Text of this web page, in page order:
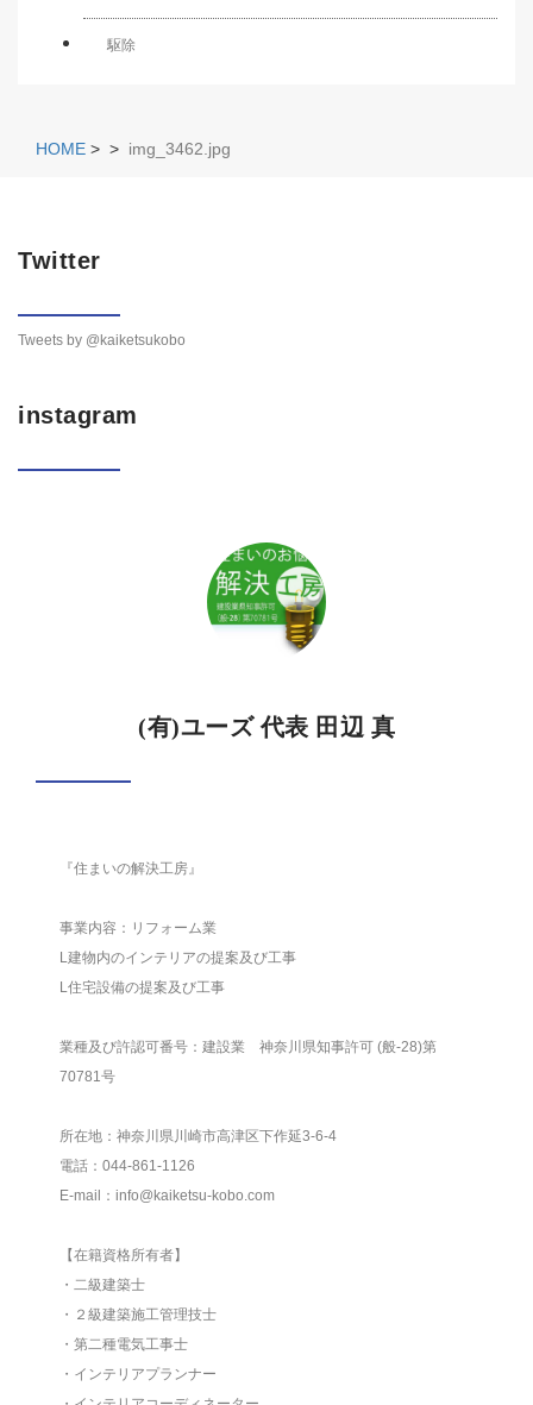
駆除
HOME > > img_3462.jpg
Twitter
Tweets by @kaiketsukobo
instagram
(有)ユーズ 代表 田辺 真
『住まいの解決工房』
事業内容：リフォーム業
L建物内のインテリアの提案及び工事
L住宅設備の提案及び工事
業種及び許認可番号：建設業 神奈川県知事許可 (般-28)第
70781号
所在地：神奈川県川崎市高津区下作延3-6-4
電話：044-861-1126
E-mail：info@kaiketsu-kobo.com
【在籍資格所有者】
・二級建築士
・２級建築施工管理技士
・第二種電気工事士
・インテリアプランナー